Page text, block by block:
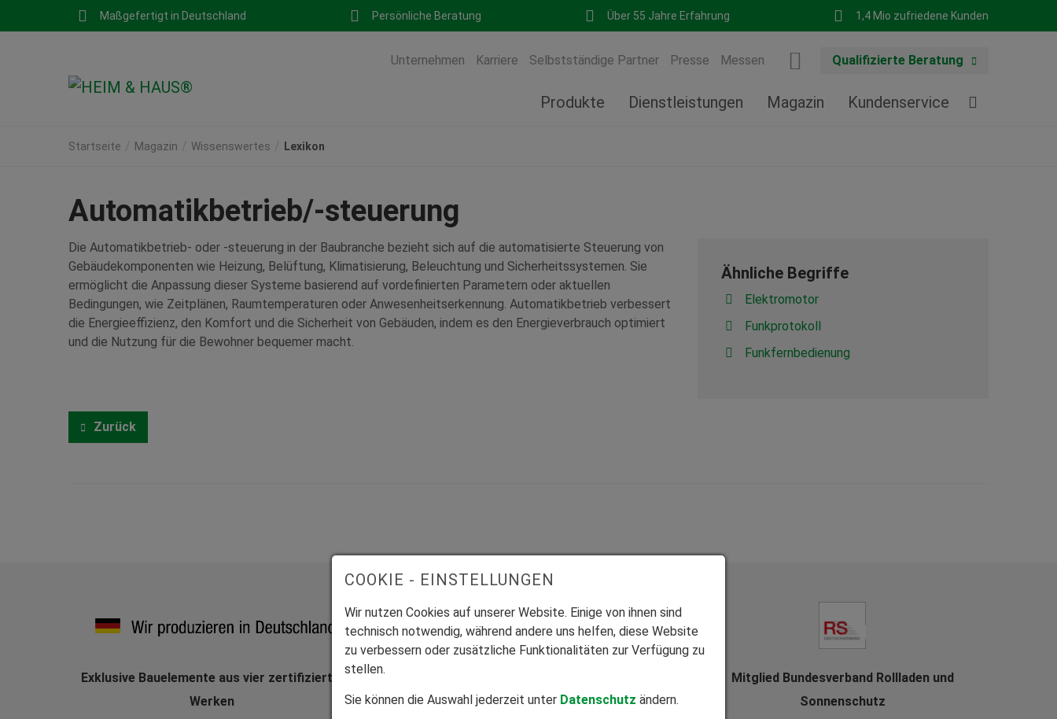
Maßgefertigt in Deutschland Persönliche Beratung Über 55 Jahre Erfahrung 1,4 Mio zufriedene Kunden
Unternehmen Karriere Selbstständige Partner Presse Messen Qualifizierte Beratung
Produkte Dienstleistungen Magazin Kundenservice
Startseite Magazin Wissenswertes Lexikon
Automatikbetrieb/-steuerung
Die Automatikbetrieb- oder -steuerung in der Baubranche bezieht sich auf die automatisierte Steuerung von
Gebäudekomponenten wie Heizung, Belüftung, Klimatisierung, Beleuchtung und Sicherheitssystemen. Sie
ermöglicht die Anpassung dieser Systeme basierend auf vordefinierten Parametern oder aktuellen
Bedingungen, wie Zeitplänen, Raumtemperaturen oder Anwesenheitserkennung. Automatikbetrieb verbessert
die Energieeffizienz, den Komfort und die Sicherheit von Gebäuden, indem es den Energieverbrauch optimiert
und die Nutzung für die Bewohner bequemer macht.
Ähnliche Begriffe
Elektromotor
Funkprotokoll
Funkfernbedienung
Zurück
Exklusive Bauelemente aus vier zertifizierten
Werken
Seriöser Direktvertrieb zum Nutzen unserer Kunden.
Mitglied Bundesverband Rollladen und
Sonnenschutz
COOKIE - EINSTELLUNGEN
Wir nutzen Cookies auf unserer Website. Einige von ihnen sind
technisch notwendig, während andere uns helfen, diese Website
zu verbessern oder zusätzliche Funktionalitäten zur Verfügung zu
stellen.
Sie können die Auswahl jederzeit unter Datenschutz ändern.